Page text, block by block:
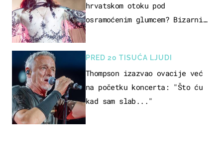
hrvatskom otoku pod
osramoćenim glumcem? Bizarni
PRED 20 TISUĆA LJUDI
Thompson izazvao ovacije već
na početku koncerta: "Što ću
kad sam slab..."